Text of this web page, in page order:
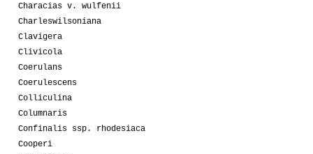
Characias v. wulfenii
Charleswilsoniana
Clavigera
Clivicola
Coerulans
Coerulescens
Colliculina
Columnaris
Confinalis ssp. rhodesiaca
Cooperi